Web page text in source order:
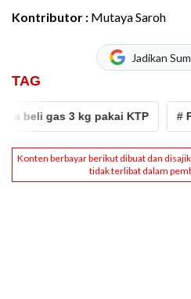
Kontributor : Mutaya Saroh
Jadikan
TAG
beli gas 3 kg pakai KTP #